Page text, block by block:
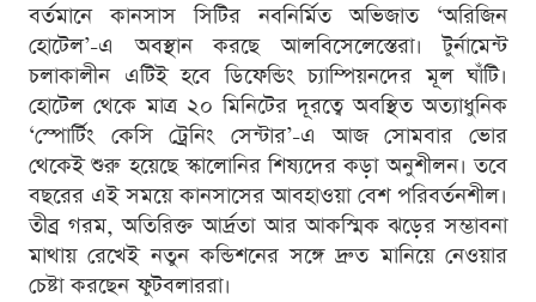
বর্তমানে কানসাস সিটির নবনির্মিত অভিজাত ‘অরিজিন
হোটেল’-এ অবস্থান করছে আলবিসেলেস্তেরা। টুর্নামেন্ট
চলাকালীন এটিই হবে ডিফেন্ডিং চ্যাম্পিয়নদের মূল ঘাঁটি।
হোটেল থেকে মাত্র ২০ মিনিটের দূরত্বে অবস্থিত অত্যাধুনিক
‘স্পোর্টিং কেসি ট্রেনিং সেন্টার’-এ আজ সোমবার ভোর
থেকেই শুরু হয়েছে স্কালোনির শিষ্যদের কড়া অনুশীলন। তবে
বছরের এই সময়ে কানসাসের আবহাওয়া বেশ পরিবর্তনশীল।
তীব্র গরম, অতিরিক্ত আর্দ্রতা আর আকস্মিক ঝড়ের সম্ভাবনা
মাথায় রেখেই নতুন কন্ডিশনের সঙ্গে দ্রুত মানিয়ে নেওয়ার
চেষ্টা করছেন ফুটবলাররা।